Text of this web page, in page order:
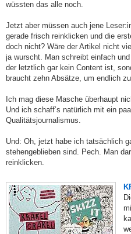
wüssten das alle noch.
Jetzt aber müssen auch jene
gerade frisch reinklicken und die
doch nicht? Wäre der Artikel nicht
ja wurscht. Man schreibt einfach
der letztlich gar kein Content ist,
braucht zehn Absätze, um endlich
Ich mag diese Masche überhaupt
Und ich schaff’s natürlich mit ein
Qualitätsjournalismus.
Und: Oh, jetzt habe ich tatsächlich
stehengeblieben sind. Pech. Man
reinklicken.